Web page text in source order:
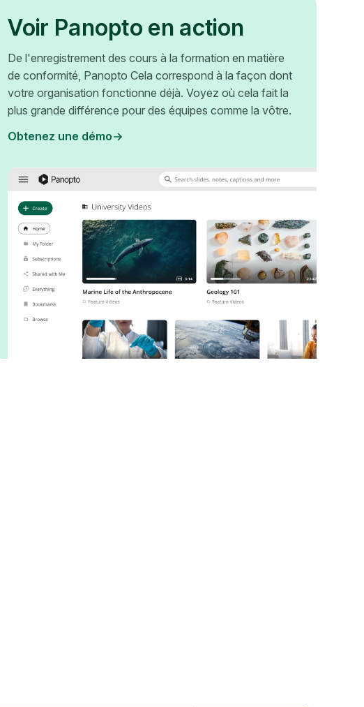
Voir Panopto en action
De l'enregistrement des cours à la formation en matière
de conformité, Panopto Cela correspond à la façon dont
votre organisation fonctionne déjà. Voyez où cela fait la
plus grande différence pour des équipes comme la vôtre.
Obtenez une démo